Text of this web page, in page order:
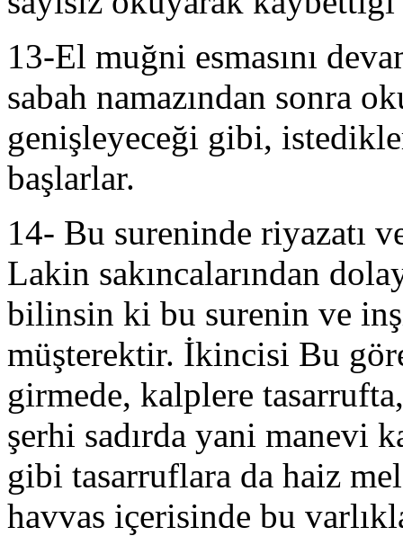
13-El muğni esmasını
sabah namazından sonra
genişleyeceği gibi,
başlarlar.
14- Bu sureninde riyazatı
Lakin sakıncalarından
bilinsin ki bu surenin ve
müşterektir. İkincisi Bu
girmede, kalplere
şerhi sadırda yani manevi
gibi tasarruflara da haiz
havvas içerisinde bu